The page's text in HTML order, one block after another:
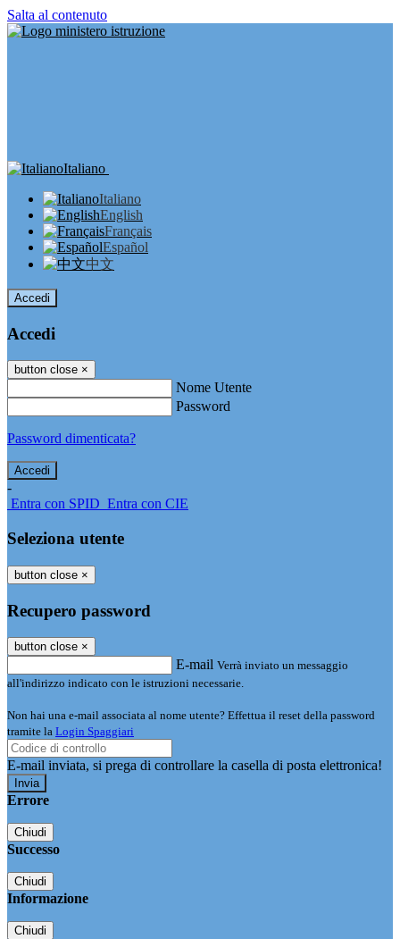
Salta al contenuto
Italiano
Italiano
English
Français
Español
中文
Accedi
Accedi
button close ×
Nome Utente
Password
Password dimenticata?
-
Entra con SPID Entra con CIE
Seleziona utente
button close ×
Recupero password
button close ×
E-mail Verrà inviato un messaggio
all'indirizzo indicato con le istruzioni necessarie.
Non hai una e-mail associata al nome utente? Effettua il reset della password
tramite la Login Spaggiari
E-mail inviata, si prega di controllare la casella di posta elettronica!
Errore
Chiudi
Successo
Chiudi
Informazione
Chiudi